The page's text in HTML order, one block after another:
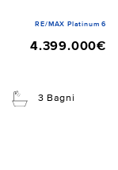
RE/MAX Platinum 6
4.399.000€
3 Bagni